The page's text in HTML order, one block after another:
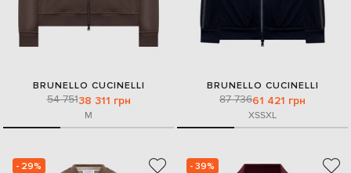
BRUNELLO CUCINELLI
54 75138 311 грн
M
BRUNELLO CUCINELLI
87 73661 421 грн
XSSXL
- 29% - 39%